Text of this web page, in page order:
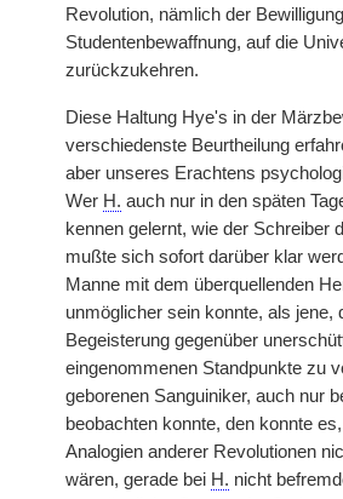
Revolution, nämlich der
Studentenbewaffnung, auf die
zurückzukehren.
Diese Haltung Hye's in der
verschiedenste Beurtheilung
aber unseres Erachtens
Wer H. auch nur in den späten
kennen gelernt, wie der Schreiber
mußte sich sofort darüber klar
Manne mit dem überquellenden
unmöglicher sein konnte, als jene,
Begeisterung gegenüber
eingenommenen Standpunkte zu
geborenen Sanguiniker, auch nur
beobachten konnte, den konnte
Analogien anderer Revolutionen
wären, gerade bei H. nicht